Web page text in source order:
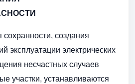
создания
эксплуатации электрических
несчастных случаев
участки, устанавливаются